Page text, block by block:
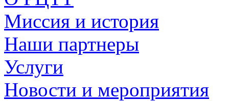
Миссия и история
Наши партнеры
Услуги
Новости и мероприятия